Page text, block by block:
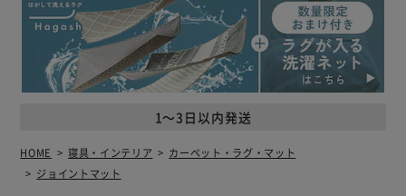
1～3日以内発送
HOME 寝具・インテリア
カーペット・ラグ・マット
ジョイントマット